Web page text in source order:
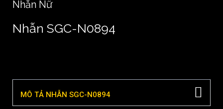
Nhẫn Nữ
Nhẫn SGC-N0894
MÔ TẢ NHẪN SGC-N0894